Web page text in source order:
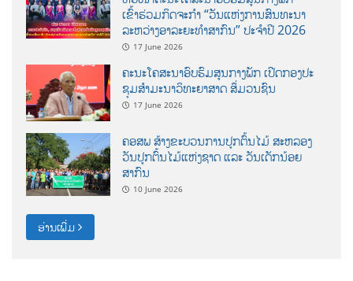
ເຂົ້າຮ່ວມກິດຈະກຳ “ວັນແຫ່ງການສົນທະນາ
ລະຫວ່າງອາລະຍະທຳສາກົນ” ປະຈຳປີ 2026
17 June 2026
ຄະນະໂຄສະນາອົບຮົມສູນກາງພັກ ເປີດກອງປະ
ຊຸມສຳມະນາວິທະຍາສາດ ສຶ່ມວນຊົນ
17 June 2026
ຄອສພ ສ້າງຂະບວນການປູກຕົ້ນໄມ້ ສະຫລອງ
ວັນປູກຕົ້ນໄມ້ແຫ່ງຊາດ ແລະ ວັນເດັກນ້ອຍ
ສາກົນ
10 June 2026
ອ່ານເພີ່ມ